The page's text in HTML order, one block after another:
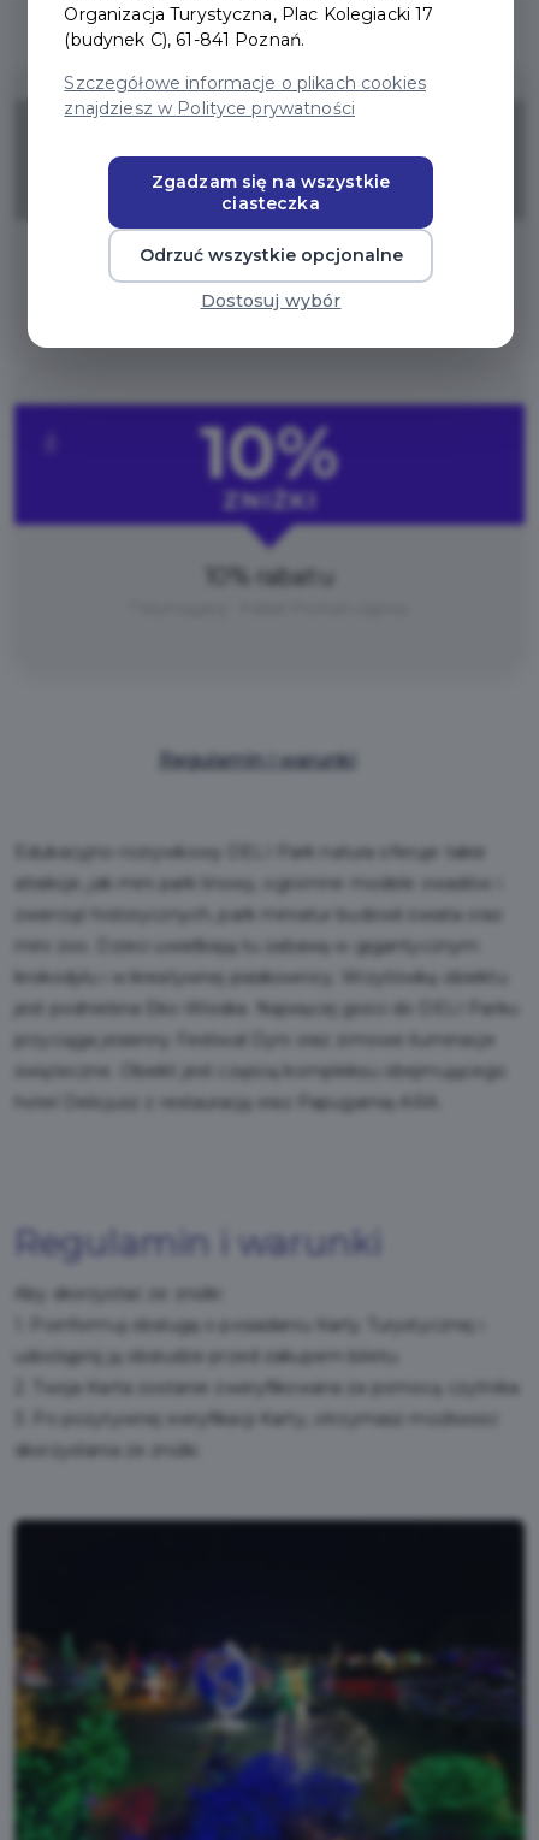
10%
ZNIŻKI
10% rabatu
* Wymagany : Pakiet Poznań
10%
ZNIŻKI
10% rabatu
Regulamin i warunki
Edukacyjno-rozrywkowy DELI Park natura oferuje takie
atrakcje, jak mini park linowy, ogromne modele owadów i
zwierząt historycznych, park miniatur budowli świata oraz
mini zoo. Dzieci uwielbiają tu zabawę w gigantycznym
krokodylu i w kreatywnej piaskownicy. Wizytówką obiektu
jest podniebna Eko-Wioska. Najwięcej gości do DELI Parku
przyciąga jesienny Festiwal Dyni oraz zimowe iluminacje
świąteczne. Obiekt jest częścią kompleksu obejmującego
hotel Delicjusz z restauracją oraz Papugarnię ARA.
Regulamin i warunki
Aby skorzystać ze zniżki:
1. Poinformuj obsługę o posiadaniu Karty Turystycznej i
udostępnij ją obsłudze przed zakupem biletu.
2. Twoja Karta zostanie zweryfikowana za pomocą czytnika.
3. Po pozytywnej weryfikacji Karty, otrzymasz możliwość
skorzystania ze zniżki.
Organizacja Turystyczna, Plac Kolegiacki 17
(budynek C), 61-841 Poznań.
Szczegółowe informacje o plikach cookies
znajdziesz w Polityce prywatności
Zgadzam się na wszystkie
ciasteczka
Odrzuć wszystkie opcjonalne
Dostosuj wybór